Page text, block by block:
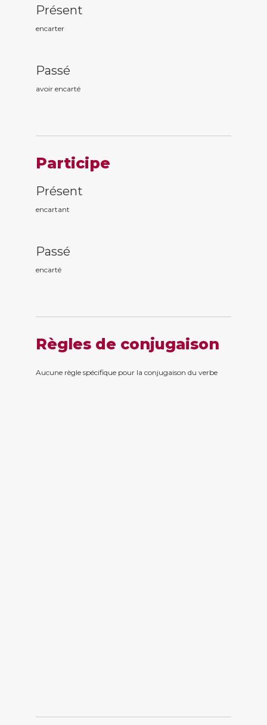
Présent
encarter
Passé
avoir encarté
Participe
Présent
encartant
Passé
encarté
Règles de conjugaison
Aucune règle spécifique pour la conjugaison du verbe